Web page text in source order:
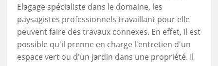
Elagage spécialiste dans le domaine, les
paysagistes professionnels travaillant pour elle
peuvent faire des travaux connexes. En effet, il est
possible qu'il prenne en charge l'entretien d'un
espace vert ou d'un jardin dans une propriété. Il